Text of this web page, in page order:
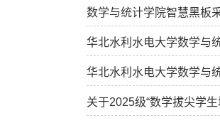
数学与统计学院智慧黑板
华北水利水电大学数学与
华北水利水电大学数学与
关于2025级“数学拔尖学